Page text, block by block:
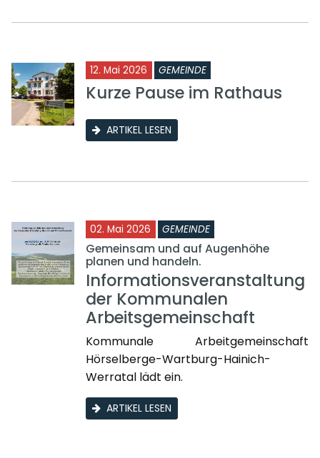
12. Mai 2026 GEMEINDE
Kurze Pause im Rathaus
ARTIKEL LESEN
02. Mai 2026 GEMEINDE
Gemeinsam und auf Augenhöhe
planen und handeln.
Informationsveranstaltung
der Kommunalen
Arbeitsgemeinschaft
Kommunale Arbeitgemeinschaft
Hörselberge-Wartburg-Hainich-
Werratal lädt ein.
ARTIKEL LESEN